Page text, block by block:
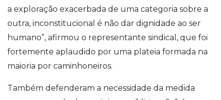
a exploração exacerbada de uma categoria sobre a
outra, inconstitucional é não dar dignidade ao ser
humano”, afirmou o representante sindical, que foi
fortemente aplaudido por uma plateia formada na
maioria por caminhoneiros.
Também defenderam a necessidade da medida